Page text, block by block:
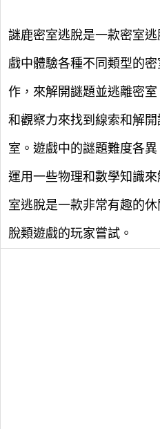
謎鹿密室逃脫是一款密室
戲中體驗各種不同類型的
作，來解開謎題並逃離密
和觀察力來找到線索和解
室。遊戲中的謎題難度各
運用一些物理和數學知識
室逃脫是一款非常有趣的
脫類遊戲的玩家嘗試。